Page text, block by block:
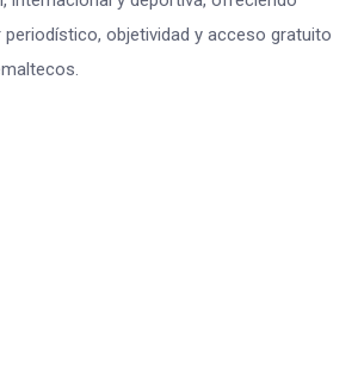
objetividad y acceso gratuito